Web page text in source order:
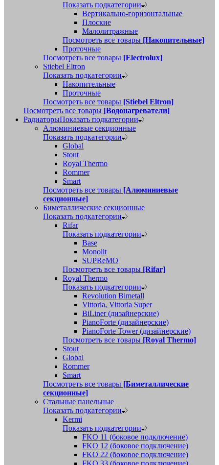
Показать подкатегории
Вертикально-горизонтальные
Плоские
Малолитражные
Посмотреть все товары [Накопительные]
Проточные
Посмотреть все товары [Electrolux]
Stiebel Eltron
Показать подкатегории
Накопительные
Проточные
Посмотреть все товары [Stiebel Eltron]
Посмотреть все товары [Водонагреватели]
РадиаторыПоказать подкатегории
Алюминиевые секционные
Показать подкатегории
Global
Stout
Royal Thermo
Rommer
Smart
Посмотреть все товары [Алюминиевые
секционные]
Биметаллические секционные
Показать подкатегории
Rifar
Показать подкатегории
Base
Monolit
SUPReMO
Посмотреть все товары [Rifar]
Royal Thermo
Показать подкатегории
Revolution Bimetall
Vittoria, Vittoria Super
BiLiner (дизайнерские)
PianoForte (дизайнерские)
PianoForte Tower (дизайнерские)
Посмотреть все товары [Royal Thermo]
Stout
Global
Rommer
Smart
Посмотреть все товары [Биметаллические
секционные]
Стальные панельные
Показать подкатегории
Kermi
Показать подкатегории
FKO 11 (боковое подключение)
FKO 12 (боковое подключение)
FKO 22 (боковое подключение)
FKO 33 (боковое подключение)